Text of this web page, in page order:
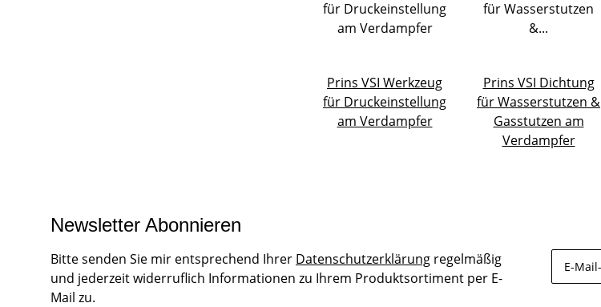
Prins VSI Werkzeug
für Druckeinstellung
am Verdampfer
Prins VSI Dichtung
für Wasserstutzen &
Gasstutzen am
Verdampfer
Newsletter Abonnieren
Bitte senden Sie mir entsprechend Ihrer Datenschutzerklärung regelmäßig
und jederzeit widerruflich Informationen zu Ihrem Produktsortiment per E-
Mail zu.